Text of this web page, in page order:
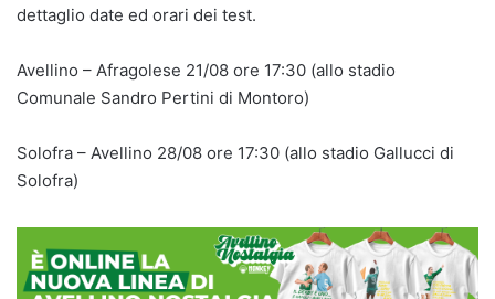
dettaglio date ed orari dei test.
Avellino – Afragolese 21/08 ore 17:30 (allo stadio
Comunale Sandro Pertini di Montoro)
Solofra – Avellino 28/08 ore 17:30 (allo stadio Gallucci di
Solofra)